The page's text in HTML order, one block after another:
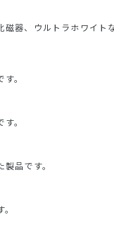
磁器、ウルトラホワイト
。
。
品です。